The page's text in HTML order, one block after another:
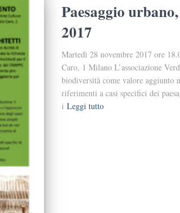
Paesaggio
2017
Martedì 28 novembre 2017 ore
Caro, 1 Milano L’associazione
biodiversità come valore aggiunto
riferimenti a casi specifici dei
i Leggi tutto